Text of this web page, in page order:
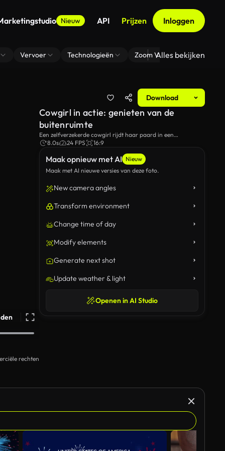
Nieuw API Prijzen Inloggen
Vervoer Technologieën Zoom Virtuele
Alles bekijken
Download
rechten
Maak opnieuw met AI Nieuw
Maak met AI nieuwe versies van deze foto.
New camera angles
Transform environment
Change time of day
Modify elements
Generate next shot
Update weather & light
Openen in AI Studio
Cowgirl in actie: genieten van de
buitenruimte
Een zelfverzekerde cowgirl rijdt haar paard in een
schilderachtig veld, speels aanpast haar cowboy hoed,
buitenlucht.
8.0s 24 FPS 16:9